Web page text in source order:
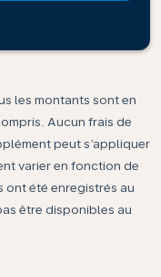
les montants sont en
Aucun frais de
peut s’appliquer
varier en fonction de
ont été enregistrés au
être disponibles au